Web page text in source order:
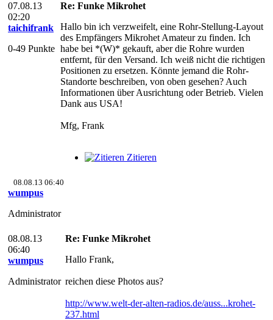
07.08.13
02:20
taichifrank
0-49 Punkte
Re: Funke Mikrohet
Hallo bin ich verzweifelt, eine Rohr-Stellung-Layout
des Empfängers Mikrohet Amateur zu finden. Ich
habe bei *(W)* gekauft, aber die Rohre wurden
entfernt, für den Versand. Ich weiß nicht die richtigen
Positionen zu ersetzen. Könnte jemand die Rohr-
Standorte beschreiben, von oben gesehen? Auch
Informationen über Ausrichtung oder Betrieb. Vielen
Dank aus USA!
Mfg, Frank
Zitieren
08.08.13 06:40
wumpus
Administrator
08.08.13
06:40
wumpus
Administrator
Re: Funke Mikrohet
Hallo Frank,
reichen diese Photos aus?
http://www.welt-der-alten-radios.de/auss...krohet-
237.html